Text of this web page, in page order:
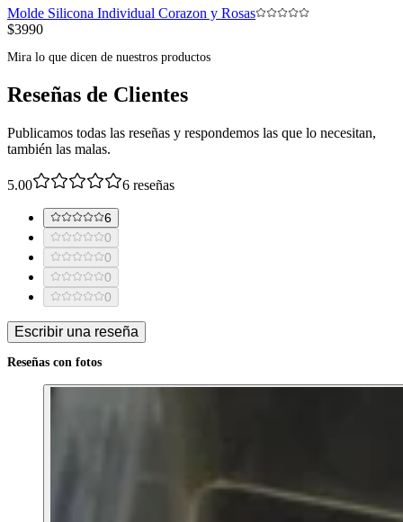
Molde Silicona Individual Corazon y Rosas
$3990
Mira lo que dicen de nuestros productos
Reseñas de Clientes
Publicamos todas las reseñas y respondemos las que lo necesitan,
también las malas.
5.00 6 reseñas
6
0
0
0
0
Escribir una reseña
Reseñas con fotos